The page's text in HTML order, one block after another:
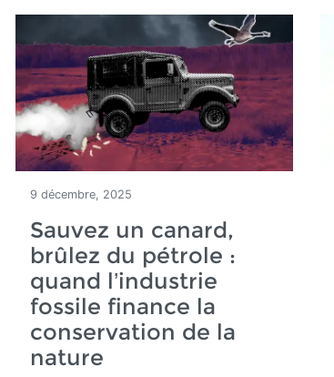
9 décembre, 2025
Sauvez un canard,
brûlez du pétrole :
quand l’industrie
fossile finance la
conservation de la
nature